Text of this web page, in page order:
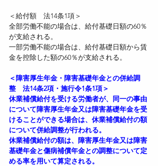
＜給付額　法14条1項＞
全部労働不能の場合は、給付基礎日額の60％
が支給される。
一部労働不能の場合は、給付基礎日額から賃
金を控除した額の60％が支給される。
＜障害厚生年金・障害基礎年金との併給調
整　法14条2項・施行令1条1項＞
休業補償給付を受ける労働者が、同一の事由
について障害厚生年金又は障害基礎年金を受
けることができる場合は、休業補償給付の額
について併給調整が行われる。
休業補償給付の額は、障害厚生年金又は障害
基礎年金と傷病補償年金との調整について定
める率を用いて算定される。